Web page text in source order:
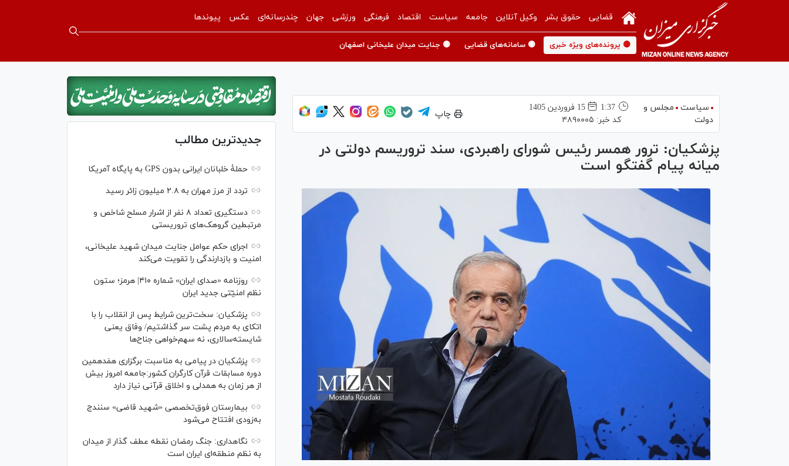
قضایی حقوق بشر وکیل آنلاین جامعه سیاست اقتصاد فرهنگی ورزشی جهان چندرسانه‌ای عکس پیوندها
🟡 پرونده‌های ویژه خبری 🟡 سامانه‌های قضایی 🟡 جنایت میدان علیخانی اصفهان
سیاست
مجلس و
دولت
1:37
15 فروردين 1405
کد خبر: ۴۸۹۰۰۰۵
چاپ
پزشکیان: ترور همسر رئیس شورای راهبردی، سند تروریسم دولتی در
میانه پیام گفتگو است
جدیدترین مطالب
حملۀ خلبانان ایرانی بدون GPS به پایگاه آمریکا
تردد از مرز مهران به ۲.۸ میلیون زائر رسید
دستگیری تعداد ۸ نفر از اشرار مسلح شاخص و
مرتبطین گروهک‌های تروریستی
اجرای حکم عوامل جنایت میدان شهید علیخانی،
امنیت و بازدارندگی را تقویت می‌کند
روزنامه «صدای ایران» شماره ۴۱۰| هرمز؛ ستون
نظم امنیّتی جدید ایران
پزشکیان: سخت‌ترین شرایط پس از انقلاب را با
اتکای به مردم پشت سر گذاشتیم/ وفاق یعنی
شایسته‌سالاری، نه سهم‌خواهی جناح‌ها
پزشکیان در پیامی به مناسبت برگزاری هفدهمین
دوره مسابقات قرآن کارگران کشور:جامعه امروز بیش
از هر زمان به همدلی و اخلاق قرآنی نیاز دارد
بیمارستان فوق‌تخصصی «شهید قاضی» سنندج
به‌زودی افتتاح می‌شود
نگاهداری: جنگ رمضان نقطه عطف گذار از میدان
به نظم منطقه‌ای ایران است